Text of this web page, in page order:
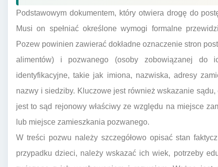
Podstawowym dokumentem, który otwiera drogę do
Musi on spełniać określone wymogi formalne
Pozew powinien zawierać dokładne oznaczenie stron
alimentów) i pozwanego (osoby zobowiązanej do
identyfikacyjne, takie jak imiona, nazwiska, adresy
nazwy i siedziby. Kluczowe jest również wskazanie
jest to sąd rejonowy właściwy ze względu na miejsce
lub miejsce zamieszkania pozwanego.
W treści pozwu należy szczegółowo opisać stan
przypadku dzieci, należy wskazać ich wiek, potrzeby